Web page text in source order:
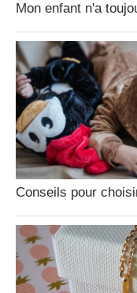
Mon enfant n'a
Conseils pour